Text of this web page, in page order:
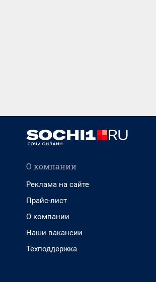
О компании
Реклама на сайте
Прайс-лист
О компании
Наши вакансии
Техподдержка